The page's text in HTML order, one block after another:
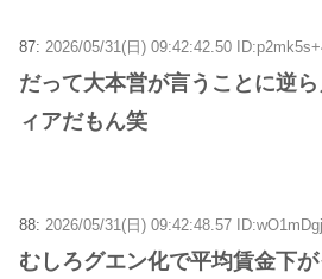
87: 2026/05/31(日) 09:42:42.50
だって大本営が言うことに逆
ィアだもん笑
88: 2026/05/31(日) 09:42:48.57
むしろグエン化で平均賃金下